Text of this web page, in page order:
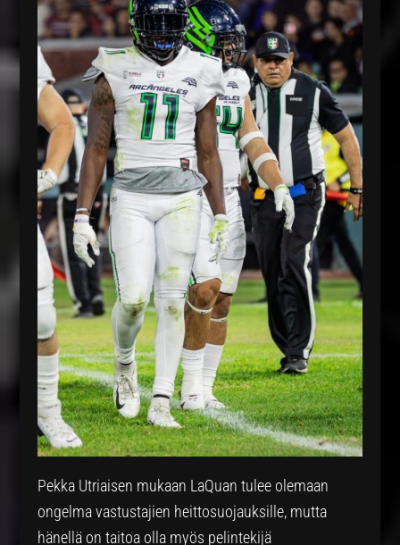
Pekka Utriaisen mukaan LaQuan tulee olemaan
ongelma vastustajien heittosuojauksille, mutta
hänellä on taitoa olla myös pelintekijä